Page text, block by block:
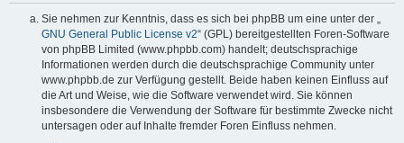
Sie nehmen zur Kenntnis, dass es sich bei phpBB um eine unter der „
GNU General Public License v2“ (GPL) bereitgestellten Foren-Software
von phpBB Limited (www.phpbb.com) handelt; deutschsprachige
Informationen werden durch die deutschsprachige Community unter
www.phpbb.de zur Verfügung gestellt. Beide haben keinen Einfluss auf
die Art und Weise, wie die Software verwendet wird. Sie können
insbesondere die Verwendung der Software für bestimmte Zwecke nicht
untersagen oder auf Inhalte fremder Foren Einfluss nehmen.